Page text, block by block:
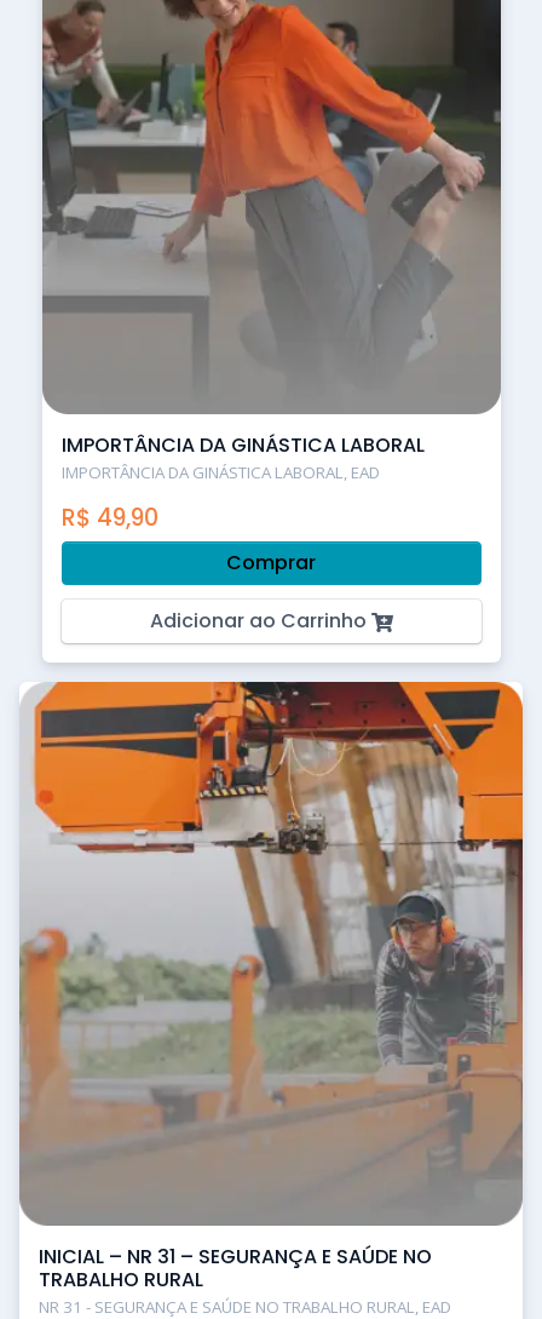
IMPORTÂNCIA DA GINÁSTICA LABORAL
IMPORTÂNCIA DA GINÁSTICA LABORAL, EAD
R$ 49,90
Comprar
Adicionar ao Carrinho
INICIAL – NR 31 – SEGURANÇA E SAÚDE NO
TRABALHO RURAL
NR 31 - SEGURANÇA E SAÚDE NO TRABALHO RURAL, EAD